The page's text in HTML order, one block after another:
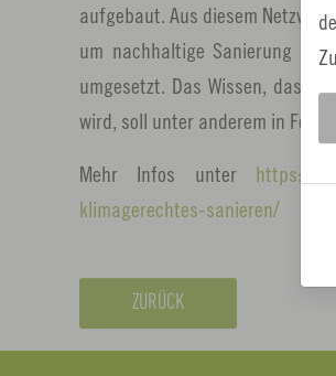
aufgebaut. Aus diesem
um nachhaltige Sanierung
umgesetzt. Das Wissen, das in
wird, soll unter anderem in
Mehr Infos unter https://
klimagerechtes-sanieren/
ZURÜCK